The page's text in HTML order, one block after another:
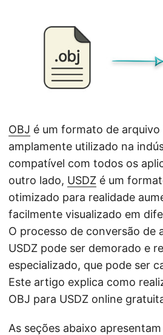
OBJ é um formato de arquivo
amplamente utilizado na
compatível com todos os
outro lado, USDZ é um
otimizado para realidade
facilmente visualizado em
O processo de conversão de
USDZ pode ser demorado e
especializado, que pode ser
Este artigo explica como
OBJ para USDZ online
As seções abaixo